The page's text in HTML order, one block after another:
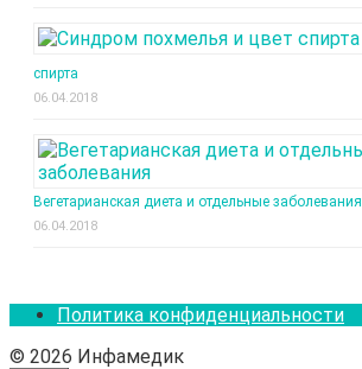
спирта
06.04.2018
Вегетарианская диета и отдельные заболевания
06.04.2018
Политика конфиденциальности
© 2026 Инфамедик